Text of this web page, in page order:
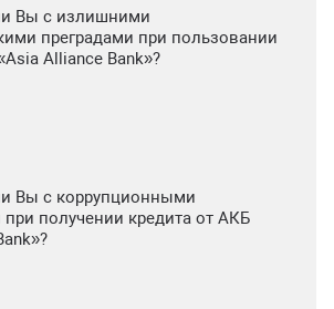
Вы с излишними
преградами при пользовании
Alliance Bank»?
Вы с коррупционными
получении кредита от АКБ